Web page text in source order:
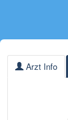
Arzt Info